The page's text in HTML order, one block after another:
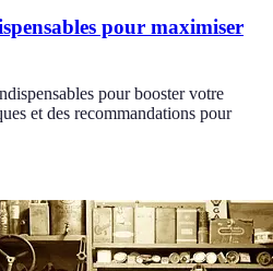
pour maximiser
pour booster votre
et des recommandations pour